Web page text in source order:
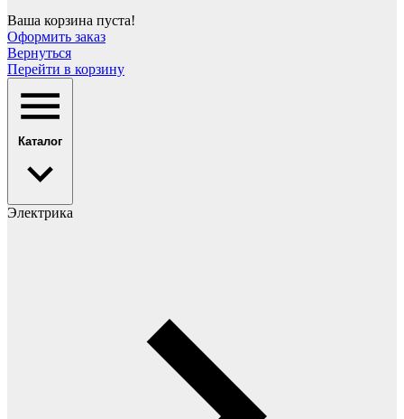
Ваша корзина пуста!
Оформить заказ
Вернуться
Перейти в корзину
Каталог
Электрика